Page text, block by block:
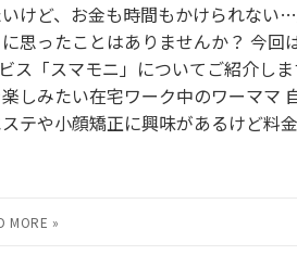
けど、お金も時間もかけられない
思ったことはありませんか？ 今回
ス「スマモニ」についてご紹介し
しみたい在宅ワーク中のワーママ
テや小顔矯正に興味があるけど料